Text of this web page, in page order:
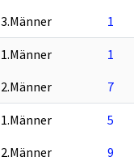
3.Männer
1
1.Männer 1
2.Männer
7
1.Männer 5
2.Männer
9